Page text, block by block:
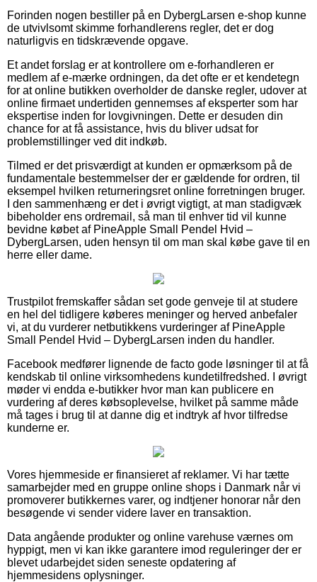
Forinden nogen bestiller på en DybergLarsen e-shop kunne
de utvivlsomt skimme forhandlerens regler, det er dog
naturligvis en tidskrævende opgave.
Et andet forslag er at kontrollere om e-forhandleren er
medlem af e-mærke ordningen, da det ofte er et kendetegn
for at online butikken overholder de danske regler, udover at
online firmaet undertiden gennemses af eksperter som har
ekspertise inden for lovgivningen. Dette er desuden din
chance for at få assistance, hvis du bliver udsat for
problemstillinger ved dit indkøb.
Tilmed er det prisværdigt at kunden er opmærksom på de
fundamentale bestemmelser der er gældende for ordren, til
eksempel hvilken returneringsret online forretningen bruger.
I den sammenhæng er det i øvrigt vigtigt, at man stadigvæk
bibeholder ens ordremail, så man til enhver tid vil kunne
bevidne købet af PineApple Small Pendel Hvid –
DybergLarsen, uden hensyn til om man skal købe gave til en
herre eller dame.
Trustpilot fremskaffer sådan set gode genveje til at studere
en hel del tidligere køberes meninger og herved anbefaler
vi, at du vurderer netbutikkens vurderinger af PineApple
Small Pendel Hvid – DybergLarsen inden du handler.
Facebook medfører lignende de facto gode løsninger til at få
kendskab til online virksomhedens kundetilfredshed. I øvrigt
møder vi endda e-butikker hvor man kan publicere en
vurdering af deres købsoplevelse, hvilket på samme måde
må tages i brug til at danne dig et indtryk af hvor tilfredse
kunderne er.
Vores hjemmeside er finansieret af reklamer. Vi har tætte
samarbejder med en gruppe online shops i Danmark når vi
promoverer butikkernes varer, og indtjener honorar når den
besøgende vi sender videre laver en transaktion.
Data angående produkter og online varehuse værnes om
hyppigt, men vi kan ikke garantere imod reguleringer der er
blevet udarbejdet siden seneste opdatering af
hjemmesidens oplysninger.